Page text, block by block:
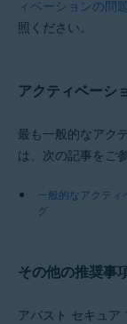
ィベーションの問
照ください。
アクティベーシ
最も一般的なアク
は、次の記事をご
一般的なアクテ
グ
その他の推奨事
アバスト セキュア